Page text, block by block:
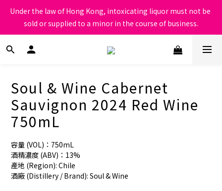
根據香港法律，不得在業務過程中，向未成年人售賣或供應令人醺
醉的酒類
Under the law of Hong Kong, intoxicating liquor must not be
sold or supplied to a minor in the course of business.
根據香港法律，不得在業務過程中，向未成年人售賣或供應令人醺
Soul & Wine Cabernet
Sauvignon 2024 Red Wine
750mL
容量 (VOL)：750mL
酒精濃度 (ABV)：13%
產地 (Region): Chile
酒廠 (Distillery / Brand): Soul & Wine